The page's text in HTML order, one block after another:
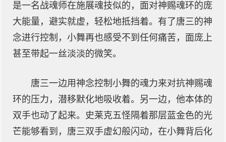
是一名战魂师在施展魂技似的，面对神赐魂环的庞
大能量，避实就虚，轻松地抵挡着。有了唐三的神
念进行控制，小舞再也感受不到任何痛苦，面庞上
甚至带起一丝淡淡的微笑。
唐三一边用神念控制小舞的魂力来对抗神赐魂
环的压力，潜移默化地吸收着。另一边，他本体的
双手也动了起来。史莱克五怪隔着那层蓝金色的光
芒能够看到，唐三双手虚幻般闪动，在小舞背后化